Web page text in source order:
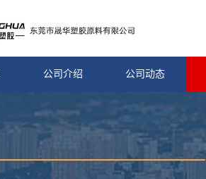
公司介绍 公司动态